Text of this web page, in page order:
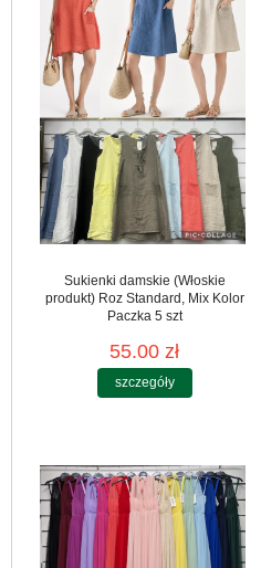
Sukienki damskie (Włoskie
produkt) Roz Standard, Mix Kolor
Paczka 5 szt
55.00 zł
szczegóły